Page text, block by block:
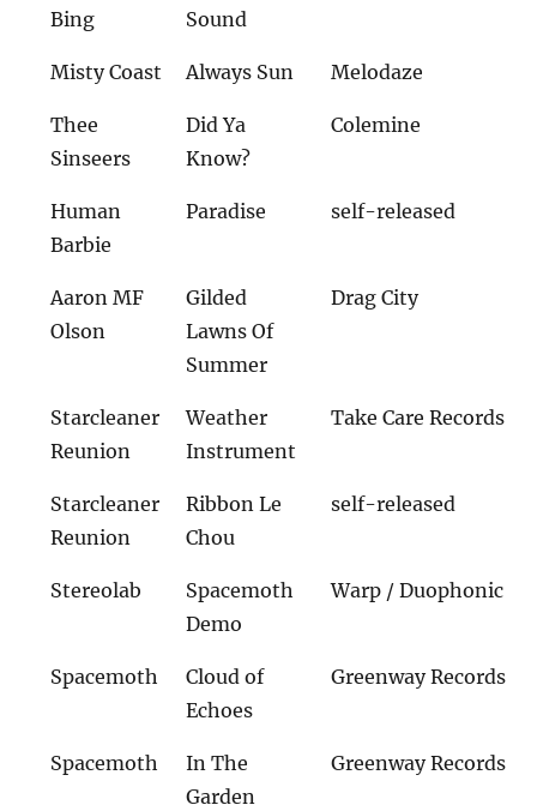
Bing
Sound
Misty Coast Always Sun Melodaze
Thee
Sinseers
Did Ya
Know?
Colemine
Human
Barbie
Paradise self-released
Aaron MF
Olson
Gilded
Lawns Of
Summer
Drag City
Starcleaner
Reunion
Weather
Instrument
Take Care Records
Starcleaner
Reunion
Ribbon Le
Chou
self-released
Stereolab
Spacemoth
Demo
Warp / Duophonic
Spacemoth
Cloud of
Echoes
Greenway Records
Spacemoth
In The
Garden
Greenway Records